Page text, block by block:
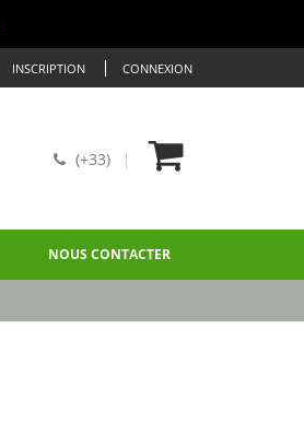
INSCRIPTION CONNEXION
(+33)
NOUS CONTACTER